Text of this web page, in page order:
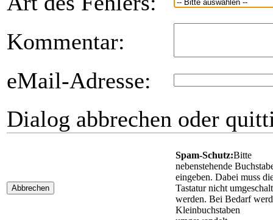
Kommentar:
eMail-Adresse:
Dialog abbrechen oder
Abbrechen
Spam-Schutz:Bitte
nebenstehende
eingeben. Dabei muss
Tastatur nicht
werden. Bei Bedarf
Kleinbuchstaben